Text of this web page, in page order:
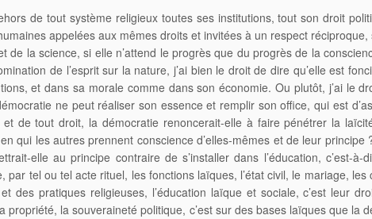
de tout système religieux toutes ses institutions, tout son droit
appelées aux mêmes droits et invitées à un respect
la science, si elle n’attend le progrès que du progrès de la
de l’esprit sur la nature, j’ai bien le droit de dire qu’elle est
et dans sa morale comme dans son économie. Ou plutôt, j’ai le
ne peut réaliser son essence et remplir son office, qui est
de tout droit, la démocratie renoncerait-elle à faire pénétrer la
qui les autres prennent conscience d’elles-mêmes et de leur
elle au principe contraire de s’installer dans l’éducation, c’est-
tel ou tel acte rituel, les fonctions laïques, l’état civil, le mariage, les
des pratiques religieuses, l’éducation laïque et sociale, c’est leur
la souveraineté politique, c’est sur des bases laïques que la